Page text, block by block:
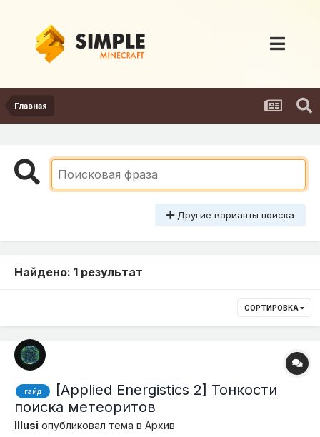
Главная
Другие варианты поиска
Найдено: 1 результат
СОРТИРОВКА
гайд
[Applied Energistics 2] Тонкости
поиска метеоритов
Illusi опубликовал тема в Архив